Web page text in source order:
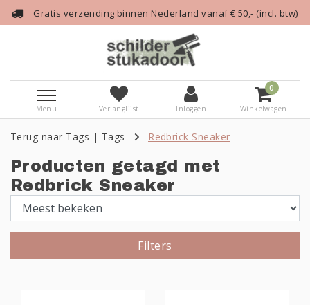
Gratis verzending binnen Nederland vanaf € 50,- (incl. btw)
Menu Verlanglijst Inloggen
0
Winkelwagen
Terug naar Tags | Tags Redbrick Sneaker
Producten getagd met
Redbrick Sneaker
Filters